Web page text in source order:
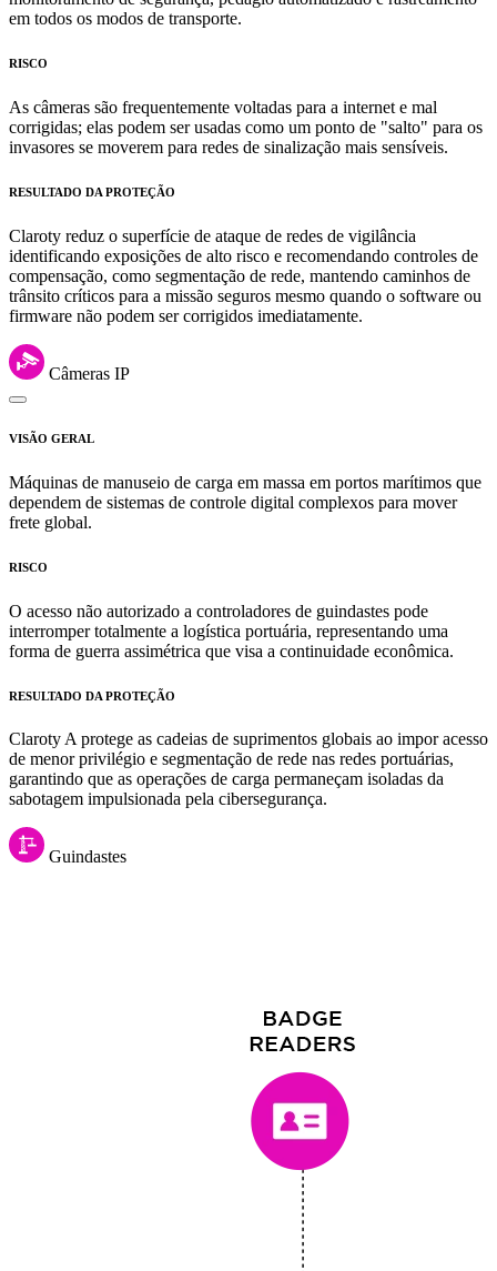
em todos os modos de transporte.
RISCO
As câmeras são frequentemente voltadas para a internet e mal
corrigidas; elas podem ser usadas como um ponto de "salto" para os
invasores se moverem para redes de sinalização mais sensíveis.
RESULTADO DA PROTEÇÃO
Claroty reduz o superfície de ataque de redes de vigilância
identificando exposições de alto risco e recomendando controles de
compensação, como segmentação de rede, mantendo caminhos de
trânsito críticos para a missão seguros mesmo quando o software ou
firmware não podem ser corrigidos imediatamente.
Câmeras IP
VISÃO GERAL
Máquinas de manuseio de carga em massa em portos marítimos que
dependem de sistemas de controle digital complexos para mover
frete global.
RISCO
O acesso não autorizado a controladores de guindastes pode
interromper totalmente a logística portuária, representando uma
forma de guerra assimétrica que visa a continuidade econômica.
RESULTADO DA PROTEÇÃO
Claroty A protege as cadeias de suprimentos globais ao impor acesso
de menor privilégio e segmentação de rede nas redes portuárias,
garantindo que as operações de carga permaneçam isoladas da
sabotagem impulsionada pela cibersegurança.
Guindastes